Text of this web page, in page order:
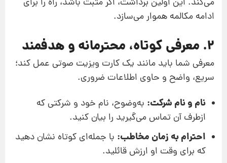
می‌کند. این اولین برداشت، اگر مثبت باشد، راه را برای
ادامه مکالمه هموار می‌سازد.
۲. معرفی کوتاه، محترمانه و هدفمند
معرفی شما باید مانند یک کارت ویزیت صوتی عمل کند؛
سریع، واضح و حاوی اطلاعات ضروری.
نام و نام شرکت: به‌وضوح، نام خود و شرکتی که
ازطرف آن تماس می‌گیرید را بیان کنید.
احترام به زمان مخاطب: با جمله‌ای کوتاه نشان دهید
که برای وقت او ارزش قائلید.